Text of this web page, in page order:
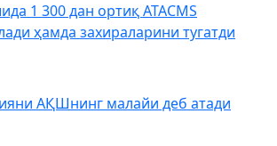
1 300 дан ортиқ ATACMS
ҳамда захираларини тугатди
АҚШнинг малайи деб атади